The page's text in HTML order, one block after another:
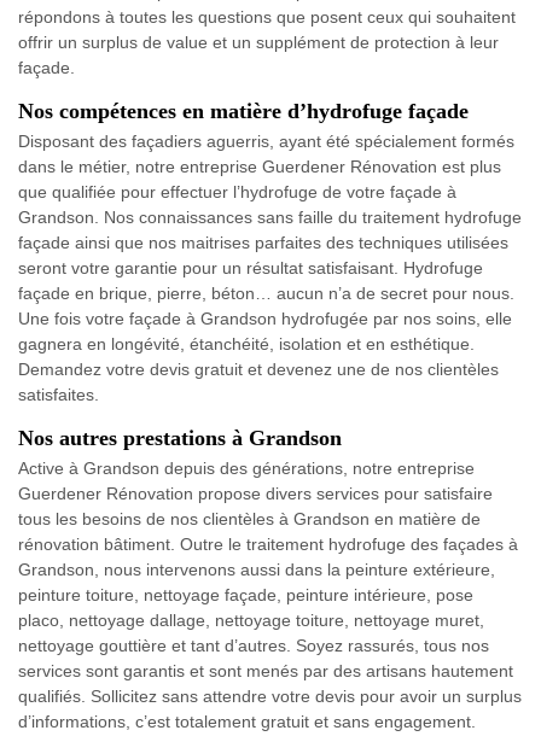
répondons à toutes les questions que posent ceux qui souhaitent
offrir un surplus de value et un supplément de protection à leur
façade.
Nos compétences en matière d’hydrofuge façade
Disposant des façadiers aguerris, ayant été spécialement formés
dans le métier, notre entreprise Guerdener Rénovation est plus
que qualifiée pour effectuer l’hydrofuge de votre façade à
Grandson. Nos connaissances sans faille du traitement hydrofuge
façade ainsi que nos maitrises parfaites des techniques utilisées
seront votre garantie pour un résultat satisfaisant. Hydrofuge
façade en brique, pierre, béton… aucun n’a de secret pour nous.
Une fois votre façade à Grandson hydrofugée par nos soins, elle
gagnera en longévité, étanchéité, isolation et en esthétique.
Demandez votre devis gratuit et devenez une de nos clientèles
satisfaites.
Nos autres prestations à Grandson
Active à Grandson depuis des générations, notre entreprise
Guerdener Rénovation propose divers services pour satisfaire
tous les besoins de nos clientèles à Grandson en matière de
rénovation bâtiment. Outre le traitement hydrofuge des façades à
Grandson, nous intervenons aussi dans la peinture extérieure,
peinture toiture, nettoyage façade, peinture intérieure, pose
placo, nettoyage dallage, nettoyage toiture, nettoyage muret,
nettoyage gouttière et tant d’autres. Soyez rassurés, tous nos
services sont garantis et sont menés par des artisans hautement
qualifiés. Sollicitez sans attendre votre devis pour avoir un surplus
d’informations, c’est totalement gratuit et sans engagement.